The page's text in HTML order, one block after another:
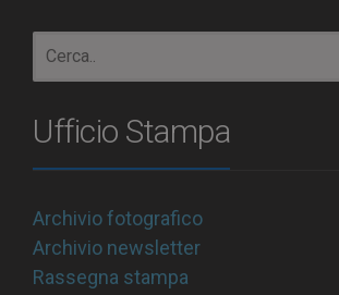
Ufficio Stampa
Archivio fotografico
Archivio newsletter
Rassegna stampa